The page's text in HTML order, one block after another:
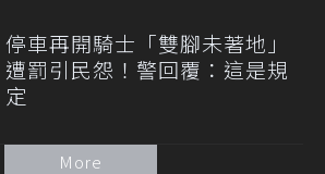
停車再開騎士「雙腳未著地」
遭罰引民怨！警回覆：這是規
定
More